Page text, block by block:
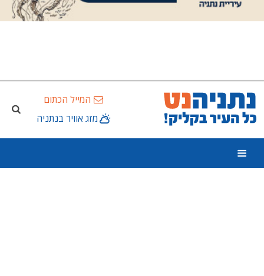
המייל הכתום
מזג אוויר בנתניה